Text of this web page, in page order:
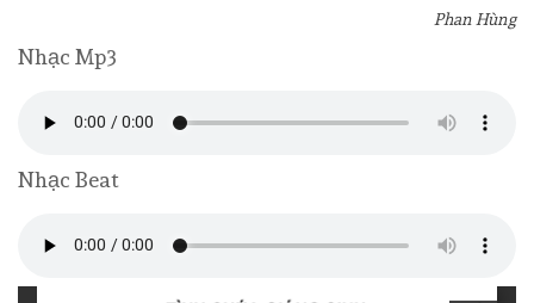
Phan Hùng
Nhạc Mp3
Nhạc Beat